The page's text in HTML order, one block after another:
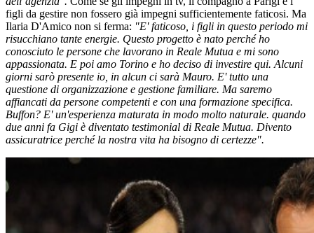
figli da gestire non fossero già impegni sufficientemente faticosi. Ma
Ilaria D'Amico non si ferma: "E' faticoso, i figli in questo periodo mi
risucchiano tante energie. Questo progetto è nato perché ho
conosciuto le persone che lavorano in Reale Mutua e mi sono
appassionata. E poi amo Torino e ho deciso di investire qui. Alcuni
giorni sarò presente io, in alcun ci sarà Mauro. E' tutto una
questione di organizzazione e gestione familiare. Ma saremo
affiancati da persone competenti e con una formazione specifica.
Buffon? E' un'esperienza maturata in modo molto naturale. quando
due anni fa Gigi è diventato testimonial di Reale Mutua. Divento
assicuratrice perché la nostra vita ha bisogno di certezze".